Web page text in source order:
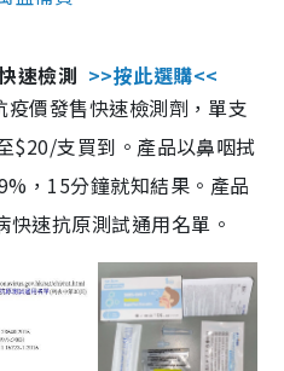
速檢測 >>按此選購<<
價發售快速檢測劑，單支
$20/支買到。產品以鼻咽拭
，15分鐘就知結果。產品
速抗原測試通用名單。